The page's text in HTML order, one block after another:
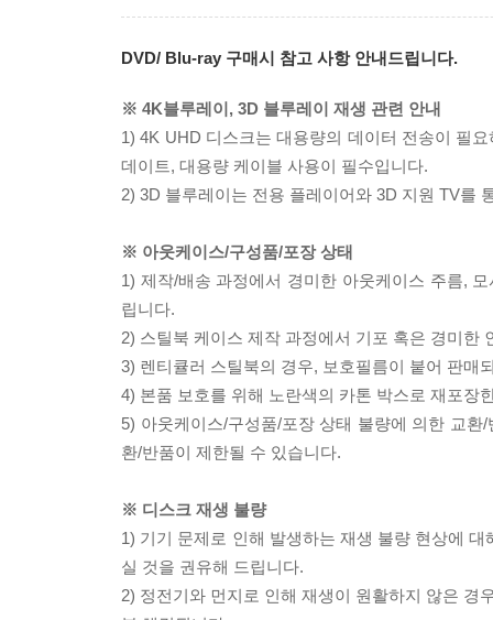
DVD/ Blu-ray 구매시 참고 사항 안내드립니다.
※ 4K블루레이, 3D 블루레이 재생 관련 안내
1) 4K UHD 디스크는 대용량의 데이터 전송이 필
데이트, 대용량 케이블 사용이 필수입니다.
2) 3D 블루레이는 전용 플레이어와 3D 지원 TV를
※ 아웃케이스/구성품/포장 상태
1) 제작/배송 과정에서 경미한 아웃케이스 주름,
립니다.
2) 스틸북 케이스 제작 과정에서 기포 혹은 경미한
3) 렌티큘러 스틸북의 경우, 보호필름이 붙어 판매
4) 본품 보호를 위해 노란색의 카톤 박스로 재포장
5) 아웃케이스/구성품/포장 상태 불량에 의한 교
환/반품이 제한될 수 있습니다.
※ 디스크 재생 불량
1) 기기 문제로 인해 발생하는 재생 불량 현상에
실 것을 권유해 드립니다.
2) 정전기와 먼지로 인해 재생이 원활하지 않은 경